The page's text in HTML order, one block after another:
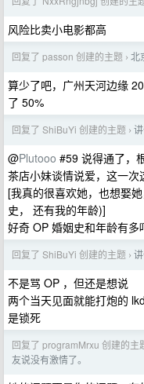
风险比卖小电影都高
回复了 passon 创建的主题 › 北
算少了吧，广州天河边缘
了 50%
回复了 ShiBuYi 创建的主题 ›
@Plutooo #59 说得通了，
茶店小妹谈情说爱，这一
[我真的很喜欢她，也想娶
史， 还有我的年龄)]
好奇 OP 婚姻史和年龄有多
回复了 ShiBuYi 创建的主题 ›
不是骂 OP ，但还是想说
两个当天见面就能打炮的
是锁死
回复了 programMrxu 创建的主
友说没有激情了。